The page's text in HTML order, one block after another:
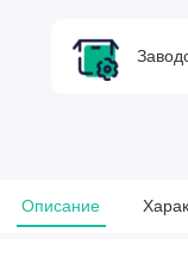
Описание